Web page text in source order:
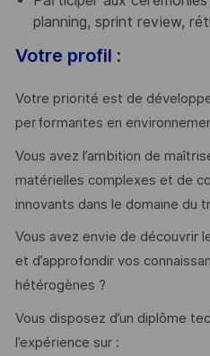
planning, sprint review,
Votre profil :
Votre priorité est de
performantes en
Vous avez l’ambition de
matérielles complexes et de
innovants dans le domaine du
Vous avez envie de découvrir
et d’approfondir vos
hétérogènes ?
Vous disposez d’un diplôme
l’expérience sur :